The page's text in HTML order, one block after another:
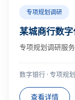
专项规划调研
某城商行数字
专项规划调研服
数字银行 · 专项规
查看详情